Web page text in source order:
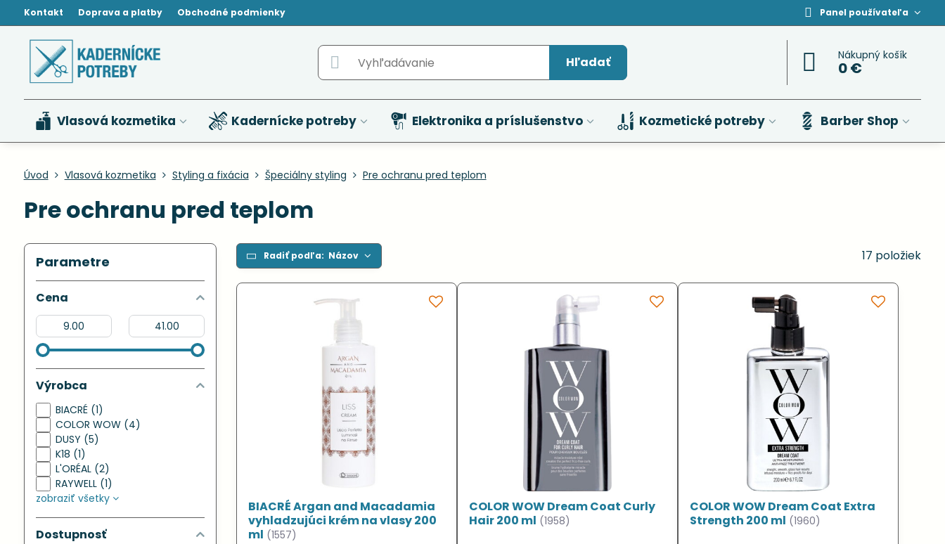
Kontakt Doprava a platby Obchodné podmienky Panel používateľa
Hľadať Nákupný košík
0 €
Vlasová kozmetika Kadernícke potreby Elektronika a príslušenstvo Kozmetické potreby Barber Shop
Úvod Vlasová kozmetika Styling a fixácia Špeciálny styling Pre ochranu pred teplom
Pre ochranu pred teplom
Radiť podľa: Názov 17 položiek
BIACRÉ Argan and Macadamia
vyhladzujúci krém na vlasy 200
ml (1557)
COLOR WOW Dream Coat Curly
Hair 200 ml (1958)
COLOR WOW Dream Coat Extra
Strength 200 ml (1960)
Parametre
Cena
Od:
Do:
Výrobca
BIACRÉ (1)
COLOR WOW (4)
DUSY (5)
K18 (1)
L'ORÉAL (2)
RAYWELL (1)
zobraziť všetky
Dostupnosť